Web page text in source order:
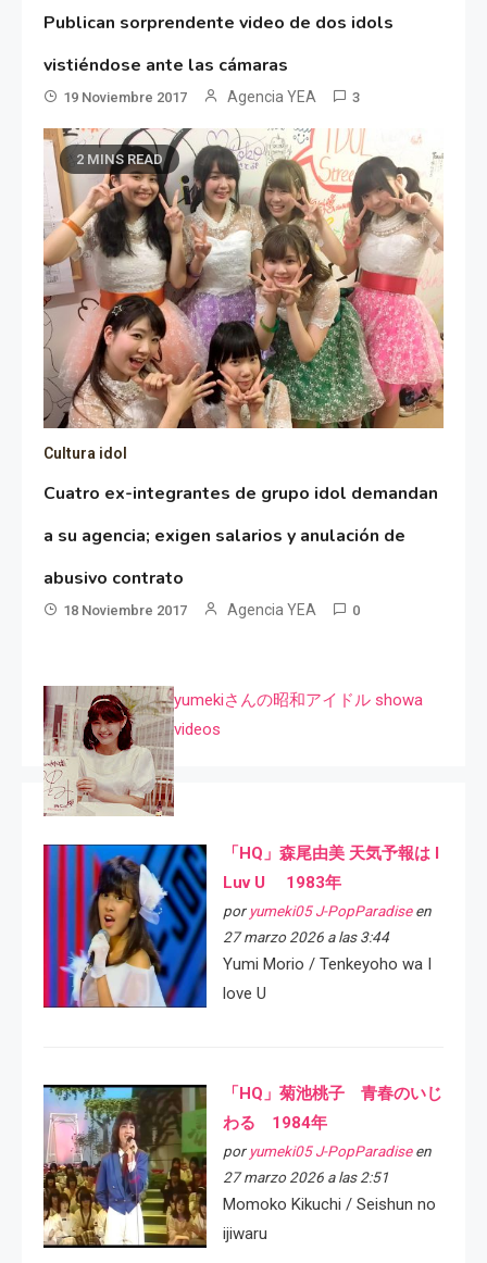
Publican sorprendente video de dos idols
vistiéndose ante las cámaras
19 Noviembre 2017 Agencia YEA 3
2 MINS READ
Cultura idol
Cuatro ex-integrantes de grupo idol demandan
a su agencia; exigen salarios y anulación de
abusivo contrato
18 Noviembre 2017 Agencia YEA 0
yumekiさんの昭和アイドル showa
videos
「HQ」森尾由美 天気予報は I
Luv U 1983年
por yumeki05 J-PopParadiseen
27 marzo 2026 a las 3:44
Yumi Morio / Tenkeyoho wa I
love U
「HQ」菊池桃子 青春のいじ
わる 1984年
por yumeki05 J-PopParadiseen
27 marzo 2026 a las 2:51
Momoko Kikuchi / Seishun no
ijiwaru